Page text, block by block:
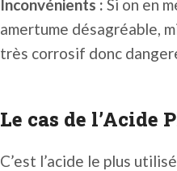
Inconvénients : Si on en
amertume désagréable,
très corrosif donc
Le cas de l’Acide
C’est l’acide le plus